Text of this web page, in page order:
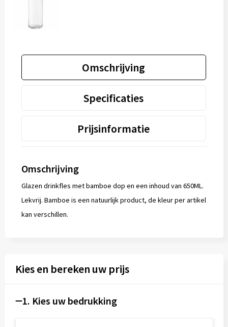
Omschrijving
Specificaties
Prijsinformatie
Omschrijving
Glazen drinkfles met bamboe dop en een inhoud van 650ML.
Lekvrij. Bamboe is een natuurlijk product, de kleur per artikel
kan verschillen.
Kies en bereken uw prijs
1. Kies uw bedrukking